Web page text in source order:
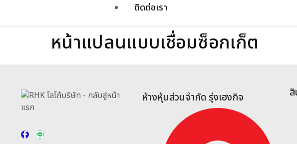
ติดต่อเรา
หน้าแปลนแบบเชื่อมซ็อกเก็ต
ห้างหุ้นส่วนจำกัด รุ่งเฮงกิจ